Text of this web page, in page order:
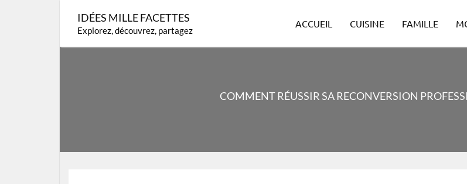
content
IDÉES MILLE FACETTES
Explorez, découvrez, partagez
ACCUEIL CUISINE FAMILLE
COMMENT RÉUSSIR SA RECONVERSION